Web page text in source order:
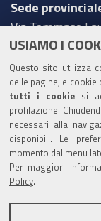
USIAMO I
Questo sito utilizza
delle pagine, e
tutti i cookie si
profilazione.
necessari alla
disponibili. Le
momento dal menu
Per maggiori
Policy
Sede
Via Tommaso
Corso XI
3571
Statistiche
Contatti